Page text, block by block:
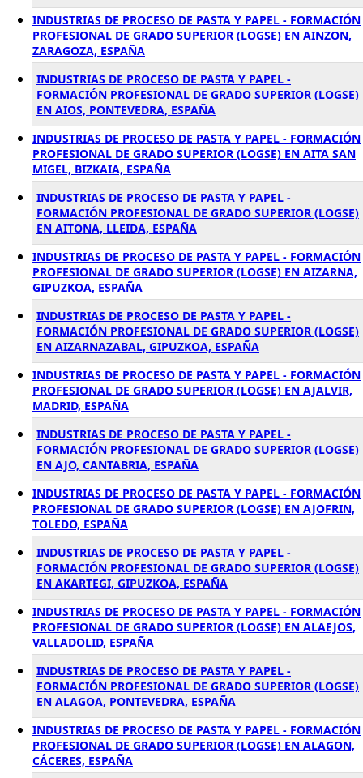
INDUSTRIAS DE PROCESO DE PASTA Y PAPEL - FORMACIÓN
PROFESIONAL DE GRADO SUPERIOR (LOGSE) EN AINZON,
ZARAGOZA, ESPAÑA
INDUSTRIAS DE PROCESO DE PASTA Y PAPEL -
FORMACIÓN PROFESIONAL DE GRADO SUPERIOR (LOGSE)
EN AIOS, PONTEVEDRA, ESPAÑA
INDUSTRIAS DE PROCESO DE PASTA Y PAPEL - FORMACIÓN
PROFESIONAL DE GRADO SUPERIOR (LOGSE) EN AITA SAN
MIGEL, BIZKAIA, ESPAÑA
INDUSTRIAS DE PROCESO DE PASTA Y PAPEL -
FORMACIÓN PROFESIONAL DE GRADO SUPERIOR (LOGSE)
EN AITONA, LLEIDA, ESPAÑA
INDUSTRIAS DE PROCESO DE PASTA Y PAPEL - FORMACIÓN
PROFESIONAL DE GRADO SUPERIOR (LOGSE) EN AIZARNA,
GIPUZKOA, ESPAÑA
INDUSTRIAS DE PROCESO DE PASTA Y PAPEL -
FORMACIÓN PROFESIONAL DE GRADO SUPERIOR (LOGSE)
EN AIZARNAZABAL, GIPUZKOA, ESPAÑA
INDUSTRIAS DE PROCESO DE PASTA Y PAPEL - FORMACIÓN
PROFESIONAL DE GRADO SUPERIOR (LOGSE) EN AJALVIR,
MADRID, ESPAÑA
INDUSTRIAS DE PROCESO DE PASTA Y PAPEL -
FORMACIÓN PROFESIONAL DE GRADO SUPERIOR (LOGSE)
EN AJO, CANTABRIA, ESPAÑA
INDUSTRIAS DE PROCESO DE PASTA Y PAPEL - FORMACIÓN
PROFESIONAL DE GRADO SUPERIOR (LOGSE) EN AJOFRIN,
TOLEDO, ESPAÑA
INDUSTRIAS DE PROCESO DE PASTA Y PAPEL -
FORMACIÓN PROFESIONAL DE GRADO SUPERIOR (LOGSE)
EN AKARTEGI, GIPUZKOA, ESPAÑA
INDUSTRIAS DE PROCESO DE PASTA Y PAPEL - FORMACIÓN
PROFESIONAL DE GRADO SUPERIOR (LOGSE) EN ALAEJOS,
VALLADOLID, ESPAÑA
INDUSTRIAS DE PROCESO DE PASTA Y PAPEL -
FORMACIÓN PROFESIONAL DE GRADO SUPERIOR (LOGSE)
EN ALAGOA, PONTEVEDRA, ESPAÑA
INDUSTRIAS DE PROCESO DE PASTA Y PAPEL - FORMACIÓN
PROFESIONAL DE GRADO SUPERIOR (LOGSE) EN ALAGON,
CÁCERES, ESPAÑA